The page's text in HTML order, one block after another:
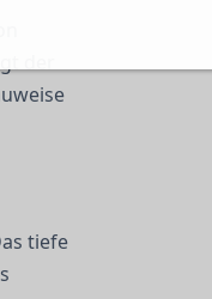
der
tiefe